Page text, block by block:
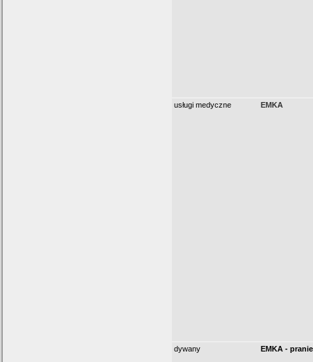
usługi medyczne EMKA
dywany EMKA -